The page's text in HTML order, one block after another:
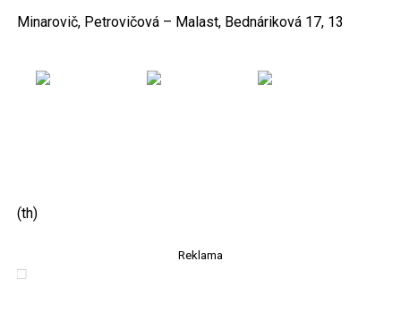
Minarovič, Petrovičová – Malast, Bednáriková 17, 13
(th)
Reklama